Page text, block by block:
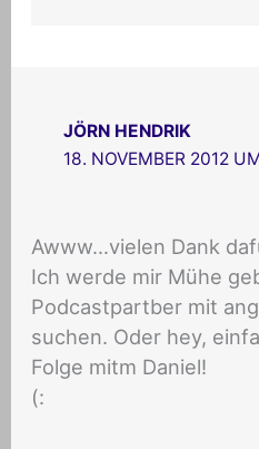
JÖRN HENDRIK
18. NOVEMBER 2012
Awww…vielen Dank
Ich werde mir Mühe
Podcastpartber mit
suchen. Oder hey,
Folge mitm Daniel!
(: